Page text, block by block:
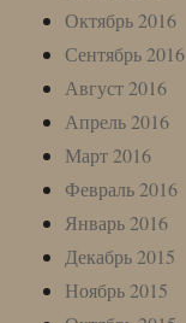
Октябрь 2016
Сентябрь 2016
Август 2016
Апрель 2016
Март 2016
Февраль 2016
Январь 2016
Декабрь 2015
Ноябрь 2015